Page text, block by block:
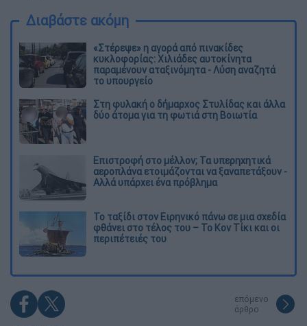
Διαβάστε ακόμη
«Στέρεψε» η αγορά από πινακίδες
κυκλοφορίας: Χιλιάδες αυτοκίνητα
παραμένουν αταξινόμητα - Λύση αναζητά
το υπουργείο
Στη φυλακή ο δήμαρχος Στυλίδας και άλλα
δύο άτομα για τη φωτιά στη Βοιωτία
Επιστροφή στο μέλλον; Τα υπερηχητικά
αεροπλάνα ετοιμάζονται να ξαναπετάξουν -
Αλλά υπάρχει ένα πρόβλημα
Το ταξίδι στον Ειρηνικό πάνω σε μια σχεδία
φθάνει στο τέλος του – Το Κον Τίκι και οι
περιπέτειές του
επόμενο
άρθρο